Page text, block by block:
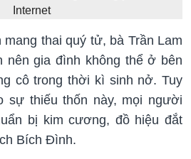
Internet
thai quý tử, bà Trần Lam
nên gia đình không thể ở bên
cô trong thời kì sinh nở. Tuy
sự thiếu thốn này, mọi người
bị kim cương, đồ hiệu đắt
Bích Đình.